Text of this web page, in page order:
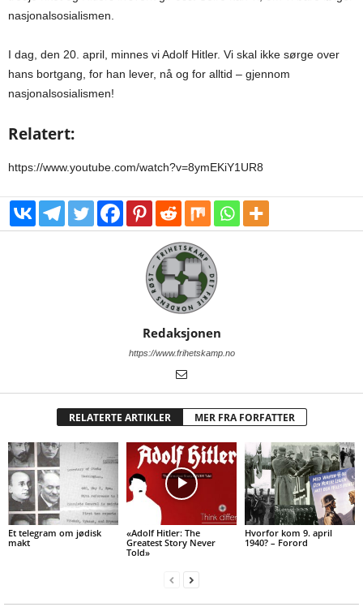
nasjonalsosialismen.
I dag, den 20. april, minnes vi Adolf Hitler. Vi skal ikke sørge over
hans bortgang, for han lever, nå og for alltid – gjennom
nasjonalsosialismen!
Relatert:
https://www.youtube.com/watch?v=8ymEKiY1UR8
Redaksjonen
https://www.frihetskamp.no
RELATERTE ARTIKLER MER FRA FORFATTER
Et telegram om jødisk
makt
«Adolf Hitler: The
Greatest Story Never
Told»
Hvorfor kom 9. april
1940? – Forord